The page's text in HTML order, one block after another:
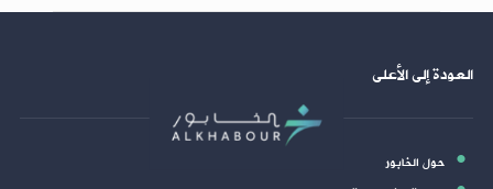
العودة إلى الأعلى
حول الخابور